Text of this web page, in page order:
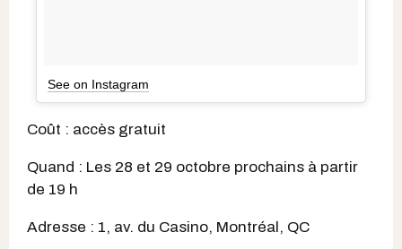
See on Instagram
Coût : accès gratuit
Quand : Les 28 et 29 octobre prochains à partir
de 19 h
Adresse : 1, av. du Casino, Montréal, QC